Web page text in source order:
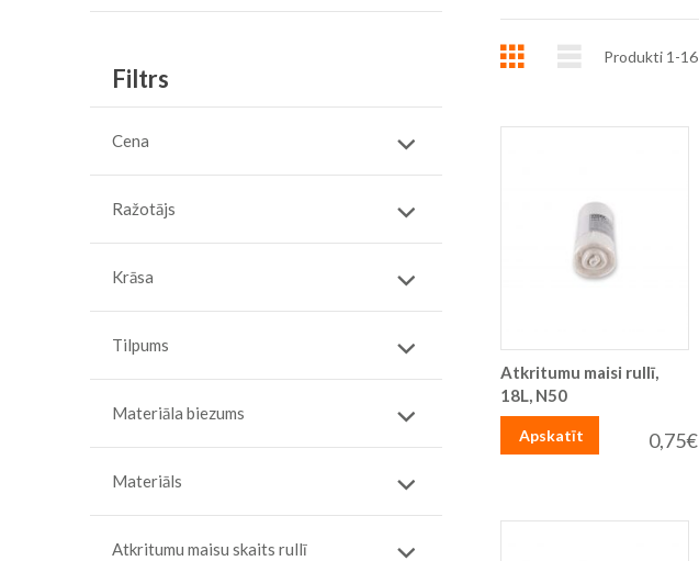
Režģis Saraksts
Produkti 1-16
Atkritumu maisi rullī,
18L, N50
0,75€
Apskatīt
Filtrs
Cena
Ražotājs
Krāsa
Tilpums
Materiāla biezums
Materiāls
Atkritumu maisu skaits rullī